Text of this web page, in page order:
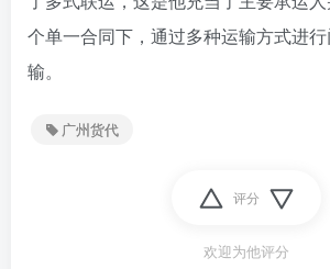
个单一合同下，通过多种运输方式进
输。
广州货代
评分
欢迎为他评分